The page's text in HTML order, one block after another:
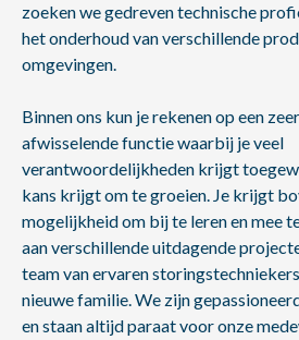
zoeken we gedreven technische
het onderhoud van verschillende
omgevingen.
Binnen ons kun je rekenen op een zeer
afwisselende functie waarbij je veel
verantwoordelijkheden krijgt
kans krijgt om te groeien. Je krijgt
mogelijkheid om bij te leren en mee
aan verschillende uitdagende
team van ervaren
nieuwe familie. We zijn
en staan altijd paraat voor onze